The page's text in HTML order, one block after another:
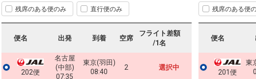
残席のある便のみ 直行便のみ
便名 出発 到着 空席
フライト差額
/1名
202便
名古屋
(中部)
07:35
東京(羽田)
08:40
2 選択中
残席のある便
便名
201便
東